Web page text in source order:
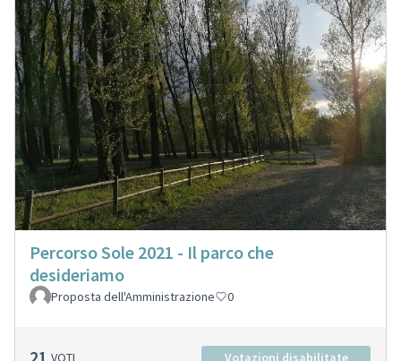
Percorso Sole 2021 - Il parco che
desideriamo
Proposta dell'Amministrazione 0
VOTI Votazioni disabilitate